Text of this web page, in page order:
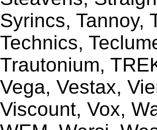
Syrincs, Tannoy,
Technics,
Trautonium,
Vega, Vestax,
Viscount, Vox,